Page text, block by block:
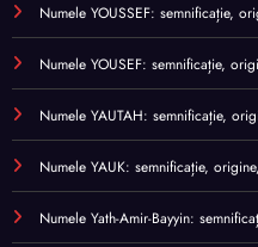
Numele YOUSSEF: semnificație,
Numele YOUSEF: semnificație,
Numele YAUTAH: semnificație,
Numele YAUK: semnificație,
Numele Yath-Amir-Bayyin: